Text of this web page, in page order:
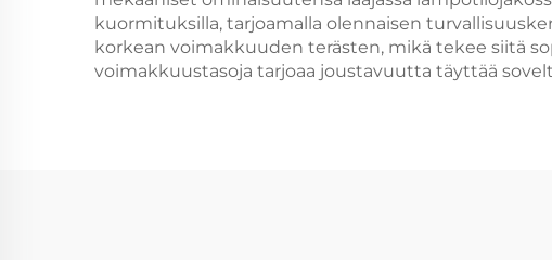
kuormituksilla, tarjoamalla olennaisen
korkean voimakkuuden terästen, mikä tekee siitä
voimakkuustasoja tarjoaa joustavuutta täyttää